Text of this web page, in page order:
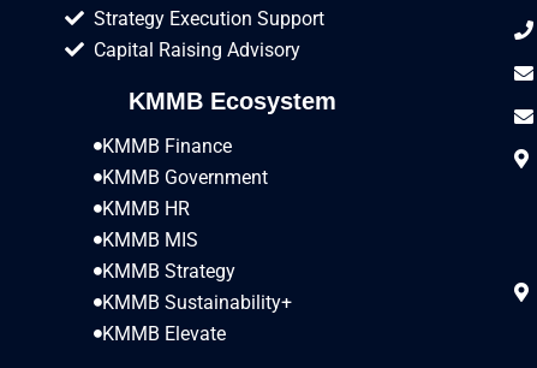
Strategy Execution Support
Capital Raising Advisory
KMMB Ecosystem
KMMB Finance
KMMB Government
KMMB HR
KMMB MIS
KMMB Strategy
KMMB Sustainability+
KMMB Elevate